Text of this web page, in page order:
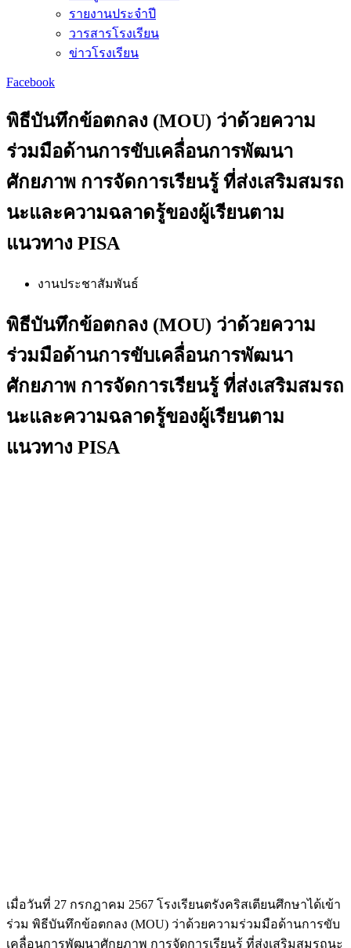
รายงานประจำปี
วารสารโรงเรียน
ข่าวโรงเรียน
Facebook
พิธีบันทึกข้อตกลง (MOU) ว่าด้วยความ
ร่วมมือด้านการขับเคลื่อนการพัฒนา
ศักยภาพ การจัดการเรียนรู้ ที่ส่งเสริมสมรถ
นะและความฉลาดรู้ของผู้เรียนตาม
แนวทาง PISA
งานประชาสัมพันธ์
พิธีบันทึกข้อตกลง (MOU) ว่าด้วยความ
ร่วมมือด้านการขับเคลื่อนการพัฒนา
ศักยภาพ การจัดการเรียนรู้ ที่ส่งเสริมสมรถ
นะและความฉลาดรู้ของผู้เรียนตาม
แนวทาง PISA
เมื่อวันที่ 27 กรกฎาคม 2567 โรงเรียนตรังคริสเตียนศึกษาได้เข้า
ร่วม พิธีบันทึกข้อตกลง (MOU) ว่าด้วยความร่วมมือด้านการขับ
เคลื่อนการพัฒนาศักยภาพ การจัดการเรียนรู้ ที่ส่งเสริมสมรถนะ